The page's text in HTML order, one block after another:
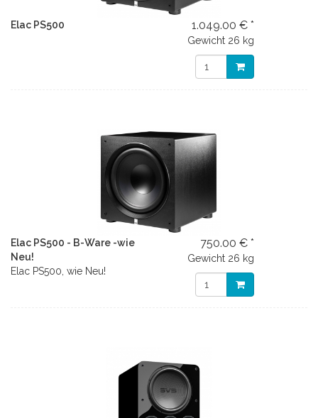
Elac PS500 1.049.00 € *
Gewicht 26 kg
Elac PS500 - B-Ware -wie
Neu!
Elac PS500, wie Neu!
750.00 € *
Gewicht 26 kg